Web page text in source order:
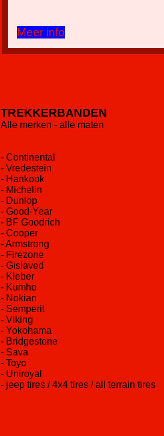
Meer info
TREKKERBANDEN
Alle merken - alle maten
- Continental
- Vredestein
- Hankook
- Michelin
- Dunlop
- Good-Year
- BF Goodrich
- Cooper
- Armstrong
- Firezone
- Gislaved
- Kleber
- Kumho
- Nokian
- Semperit
- Viking
- Yokohama
- Bridgestone
- Sava
- Toyo
- Uniroyal
- jeep tires / 4x4 tires / all terrain tires